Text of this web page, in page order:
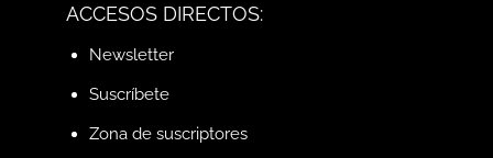
ACCESOS DIRECTOS:
Newsletter
Suscríbete
Zona de suscriptores